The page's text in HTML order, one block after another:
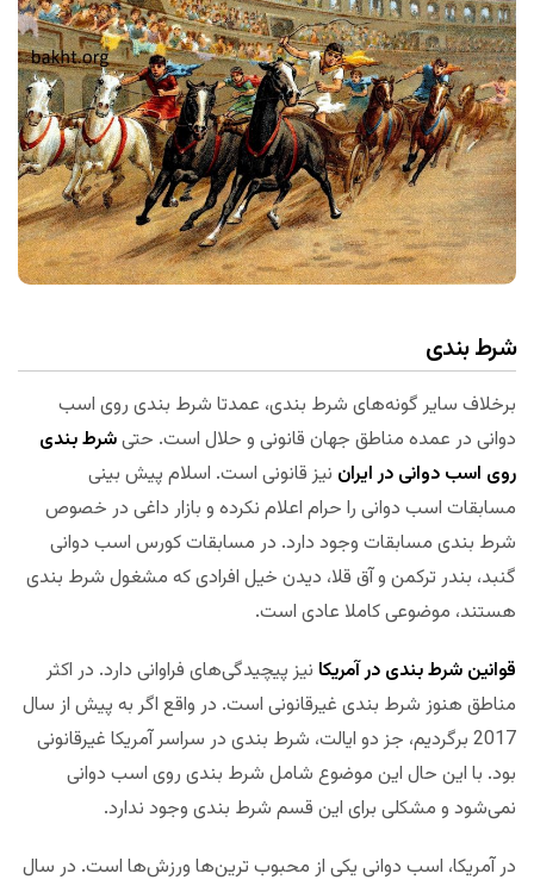
شرط بندی
برخلاف سایر گونه‌های شرط بندی، عمدتا شرط بندی روی اسب
دوانی در عمده مناطق جهان قانونی و حلال است. حتیشرط بندی
روی اسب دوانی در ایران نیز قانونی است. اسلام پیش بینی
مسابقات اسب دوانی را حرام اعلام نکرده و بازار داغی در خصوص
شرط بندی مسابقات وجود دارد. در مسابقات کورس اسب دوانی
گنبد، بندر ترکمن و آق قلا، دیدن خیل افرادی که مشغول شرط بندی
هستند، موضوعی کاملا عادی است.
قوانین شرط بندی در آمریکا نیز پیچیدگی‌های فراوانی دارد. در اکثر
مناطق هنوز شرط بندی غیرقانونی است. در واقع اگر به پیش از سال
2017 برگردیم، جز دو ایالت، شرط بندی در سراسر آمریکا غیرقانونی
بود. با این حال این موضوع شامل شرط بندی روی اسب دوانی
نمی‌شود و مشکلی برای این قسم شرط بندی وجود ندارد.
در آمریکا، اسب دوانی یکی از محبوب ترین‌ها ورزش‌ها است. در سال